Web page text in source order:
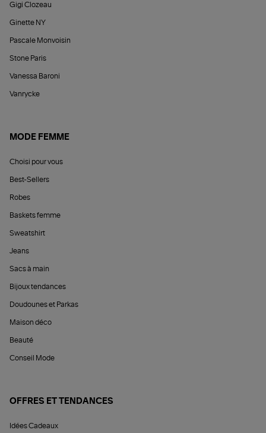
Gigi Clozeau
Ginette NY
Pascale Monvoisin
Stone Paris
Vanessa Baroni
Vanrycke
MODE FEMME
Choisi pour vous
Best-Sellers
Robes
Baskets femme
Sweatshirt
Jeans
Sacs à main
Bijoux tendances
Doudounes et Parkas
Maison déco
Beauté
Conseil Mode
OFFRES ET TENDANCES
Idées Cadeaux